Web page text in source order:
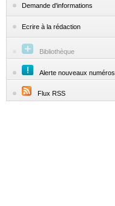
Demande d'informations
Ecrire à la rédaction
Bibliothèque
Alerte nouveaux numéros
Flux RSS